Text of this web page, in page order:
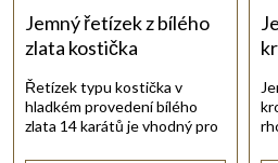
Jemný řetízek z bílého
zlata kostička
Řetízek typu kostička v
hladkém provedení bílého
zlata 14 karátů je vhodný pro